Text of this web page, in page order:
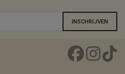
INSCHRIJVEN